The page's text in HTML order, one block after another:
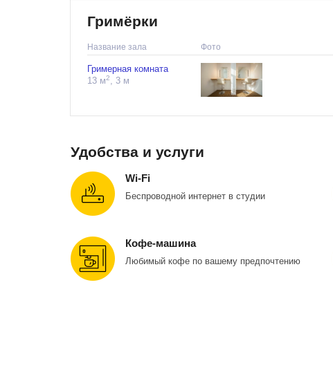
Гримёрки
Название зала Фото
Гримерная комната
13 м2, 3 м
Удобства и услуги
Wi-Fi
Беспроводной интернет в студии
Кофе-машина
Любимый кофе по вашему предпочтению